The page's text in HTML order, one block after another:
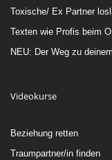
Toxische/ Ex Partner
Texten wie Profis beim
NEU: Der Weg zu
Videokurse
Beziehung retten
Traumpartner/in finden